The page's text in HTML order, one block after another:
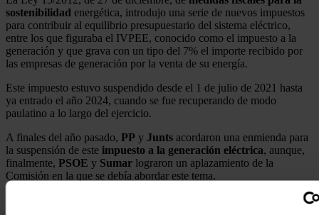
sostenibilidad energética, introdujo una serie de nuevos impuestos
para contribuir al equilibrio presupuestario del sistema eléctrico,
entre los que figuraba el IVPEE, conocido como el impuesto a la
generación y que grava con un tipo del 7% el importe recibido por
las empresas de generación por la venta de su energía.
Este impuesto estuvo suspendido desde el 1 de julio de 2021 hasta
ya entrado el año 2024, cuando se fue recuperando de modo
paulatino a lo largo del ejercicio.
A finales del año pasado, PP y Junts acordaron una enmienda para
la suspensión de este impuesto a la generación eléctrica, aunque,
finalmente, PSOE y Sumar lograron un aplazamiento de la
Comisión en la que se debía abordar este tema.